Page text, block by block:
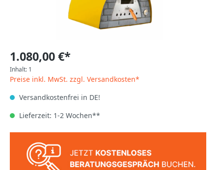
1.080,00 €*
Inhalt: 1
Preise inkl. MwSt. zzgl. Versandkosten*
Versandkostenfrei in DE!
Lieferzeit: 1-2 Wochen**